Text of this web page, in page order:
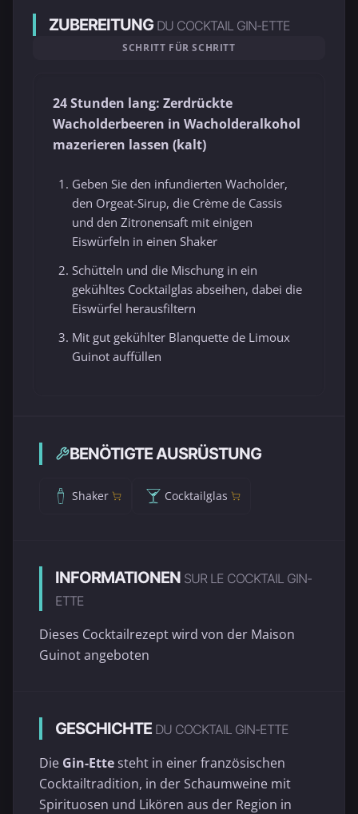
ZUBEREITUNG DU COCKTAIL GIN-ETTE
SCHRITT FÜR SCHRITT
24 Stunden lang: Zerdrückte
Wacholderbeeren in Wacholderalkohol
mazerieren lassen (kalt)
Geben Sie den infundierten Wacholder,
den Orgeat-Sirup, die Crème de Cassis
und den Zitronensaft mit einigen
Eiswürfeln in einen Shaker
Schütteln und die Mischung in ein
gekühltes Cocktailglas abseihen, dabei die
Eiswürfel herausfiltern
Mit gut gekühlter Blanquette de Limoux
Guinot auffüllen
BENÖTIGTE AUSRÜSTUNG
Shaker Cocktailglas
INFORMATIONEN SUR LE COCKTAIL GIN-
ETTE
Dieses Cocktailrezept wird von der Maison
Guinot angeboten
GESCHICHTE DU COCKTAIL GIN-ETTE
Die Gin-Ette steht in einer französischen
Cocktailtradition, in der Schaumweine mit
Spirituosen und Likören aus der Region in